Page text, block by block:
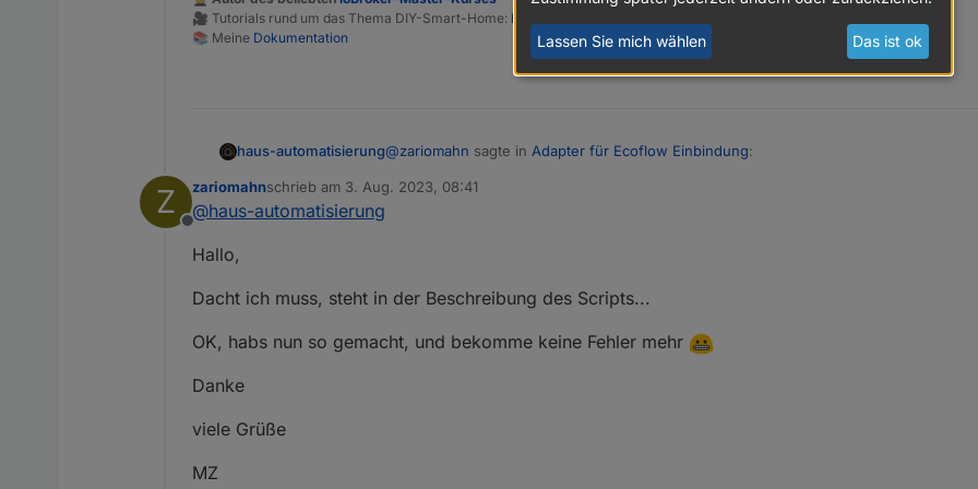
🎥 Tutorials rund um das Thema DIY-Smart-Home: https://haus-automatisierung.com/
📚 Meine Dokumentation
haus-automatisierung@zariomahn sagte in Adapter für Ecoflow Einbindung:
Z
Offline
zariomahnschrieb am 3. Aug. 2023, 08:41
zuletzt editiert von
@haus-automatisierung
Hallo,
Dacht ich muss, steht in der Beschreibung des Scripts...
OK, habs nun so gemacht, und bekomme keine Fehler mehr
Danke
viele Grüße
MZ
Lassen Sie mich wählen Das ist ok